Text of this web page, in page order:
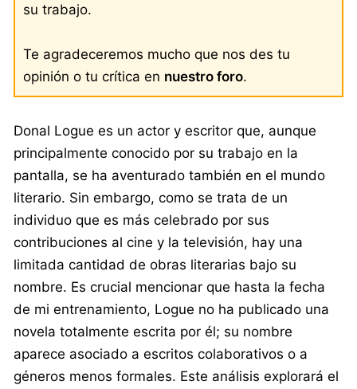
su trabajo.
Te agradeceremos mucho que nos des tu
opinión o tu crítica en nuestro foro.
Donal Logue es un actor y escritor que, aunque
principalmente conocido por su trabajo en la
pantalla, se ha aventurado también en el mundo
literario. Sin embargo, como se trata de un
individuo que es más celebrado por sus
contribuciones al cine y la televisión, hay una
limitada cantidad de obras literarias bajo su
nombre. Es crucial mencionar que hasta la fecha
de mi entrenamiento, Logue no ha publicado una
novela totalmente escrita por él; su nombre
aparece asociado a escritos colaborativos o a
géneros menos formales. Este análisis explorará el